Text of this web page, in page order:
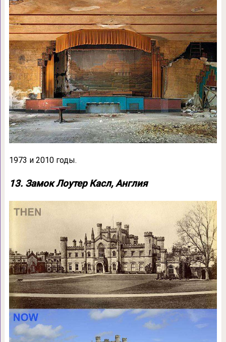
1973 и 2010 годы.
13. Замок Лоутер Касл, Англия